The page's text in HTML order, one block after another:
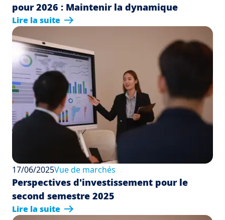
pour 2026 : Maintenir la dynamique
Lire la suite
17/06/2025Vue de marchés
Perspectives d'investissement pour le
second semestre 2025
Lire la suite